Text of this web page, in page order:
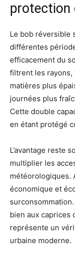
protection
Le bob réversible
différentes
efficacement du
filtrent les rayons,
matières plus
journées plus
Cette double
en étant protégé
L’avantage reste
multiplier les
météorologiques.
économique et
bien aux caprices
représente un
urbaine moderne.